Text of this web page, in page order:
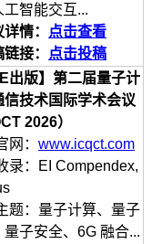
工智能交互...
情：
点击查看
接：
点击投稿
出版】第二届量子计
信技术国际学术会议
2026）
网：www.icqct.com
录：EI Compendex,
题：量子计算、量子
量子安全、6G 融合...